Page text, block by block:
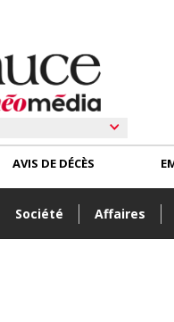
Société Affaires
AVIS DE DÉCÈS